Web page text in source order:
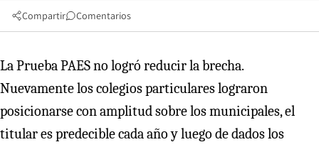
Compartir Comentarios
La Prueba PAES no logró reducir la brecha.
Nuevamente los colegios particulares lograron
posicionarse con amplitud sobre los municipales, el
titular es predecible cada año y luego de dados los